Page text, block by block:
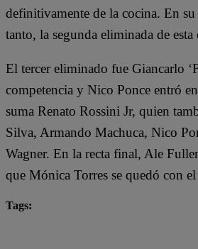
definitivamente de la cocina. En
tanto, la segunda eliminada de
El tercer eliminado fue Giancarlo
competencia y Nico Ponce entró
suma Renato Rossini Jr, quien
Silva, Armando Machuca, Nico
Wagner. En la recta final, Ale
que Mónica Torres se quedó con
Tags: